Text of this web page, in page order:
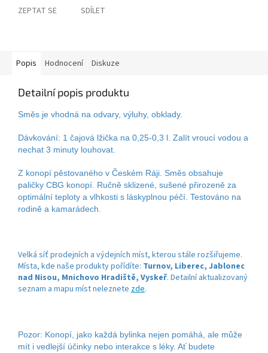
ZEPTAT SE SDÍLET
Popis Hodnocení Diskuze
Detailní popis produktu
Směs je vhodná na odvary, výluhy, obklady.
Dávkování: 1 čajová lžička na 0,25-0,3 l. Zalít vroucí vodou a
nechat 3 minuty louhovat.
Z konopí pěstovaného v Českém Ráji. Směs obsahuje
paličky CBG konopí. Ručně sklizené, sušené přirozeně za
optimální teploty a vlhkosti s láskyplnou péčí. Testováno na
rodině a kamarádech.
Velká síť prodejních a výdejních míst, kterou stále rozšiřujeme.
Místa, kde naše produkty pořídíte: Turnov, Liberec, Jablonec
nad Nisou, Mnichovo Hradiště, Vyskeř. Detailní aktualizovaný
seznam a mapu míst neleznete zde.
Pozor: Konopí, jako každá bylinka nejen pomáhá, ale může
mít i vedlejší účinky nebo interakce s léky. Ať budete